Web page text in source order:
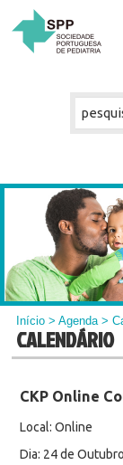
Início >Agenda>
CALENDÁRIO
CKP Online
Local: Online
Dia: 24 de